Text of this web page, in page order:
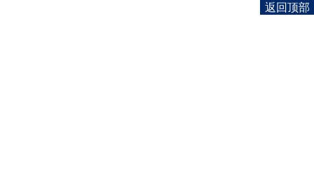
返回顶部